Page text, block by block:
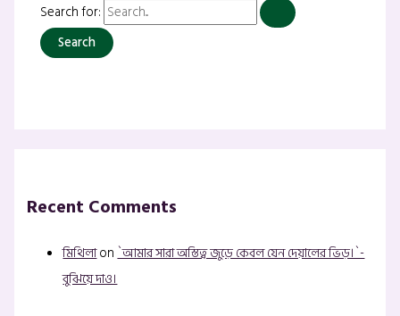
Search for:
Recent Comments
মিথিলাon`আমার সারা অস্তিত্ব জুড়ে কেবল যেন দেয়ালের ভিড়।`-
বুঝিয়ে দাও।